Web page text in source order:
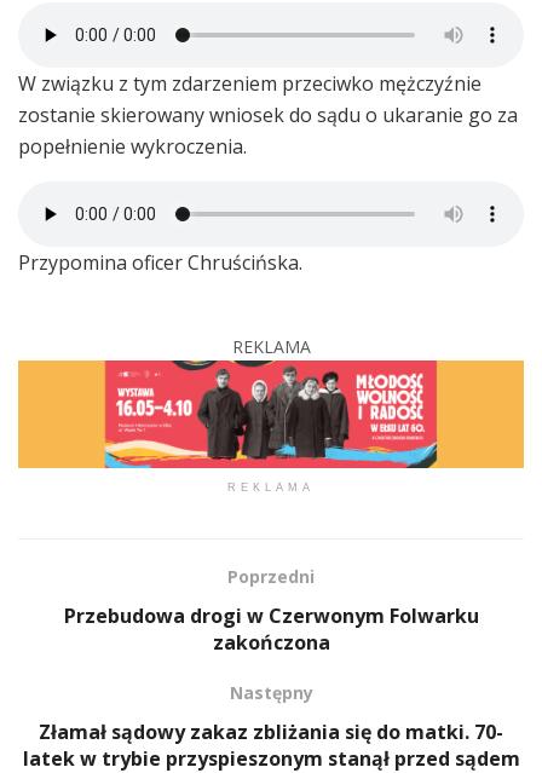
W związku z tym zdarzeniem przeciwko mężczyźnie
zostanie skierowany wniosek do sądu o ukaranie go za
popełnienie wykroczenia.
Przypomina oficer Chruścińska.
REKLAMA
REKLAMA
Poprzedni
Przebudowa drogi w Czerwonym Folwarku
zakończona
Następny
Złamał sądowy zakaz zbliżania się do matki. 70-
latek w trybie przyspieszonym stanął przed sądem